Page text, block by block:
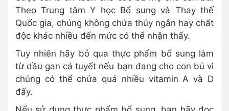
Theo Trung tâm Y học Bổ sung và Thay thế
Quốc gia, chúng không chứa thủy ngân hay chất
độc khác nhiều đến mức có thể nhận thấy.
Tuy nhiên hãy bỏ qua thực phẩm bổ sung làm
từ dầu gan cá tuyết nếu bạn đang cho con bú vì
chúng có thể chứa quá nhiều vitamin A và D
đấy.